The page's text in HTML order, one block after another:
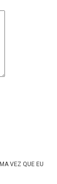
VEZ QUE EU